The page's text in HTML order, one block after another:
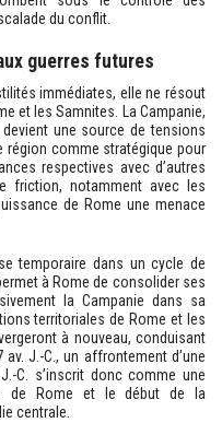
du conflit.
guerres futures
immédiates, elle ne résout
et les Samnites. La Campanie,
une source de tensions
région comme stratégique pour
respectives avec d’autres
friction, notamment avec les
de Rome une menace
temporaire dans un cycle de
à Rome de consolider ses
la Campanie dans sa
territoriales de Rome et les
à nouveau, conduisant
av. J.-C., un affrontement d’une
C. s’inscrit donc comme une
de Rome et le début de la
centrale.